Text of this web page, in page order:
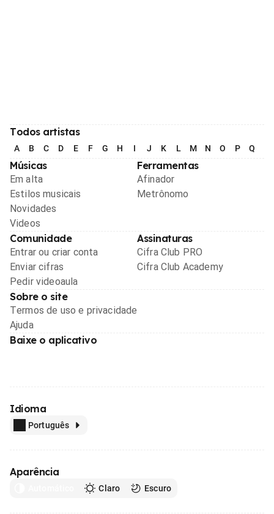
Todos artistas
A B C D E F G H I J K L M N O P Q
Músicas
Em alta
Estilos musicais
Novidades
Videos
Ferramentas
Afinador
Metrônomo
Comunidade
Entrar ou criar conta
Enviar cifras
Pedir videoaula
Assinaturas
Cifra Club PRO
Cifra Club Academy
Sobre o site
Termos de uso e privacidade
Ajuda
Baixe o aplicativo
Idioma
Português
Aparência
Claro Escuro